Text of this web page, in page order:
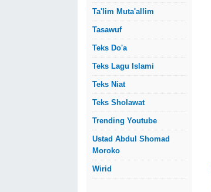
Ta'lim Muta'allim
Tasawuf
Teks Do'a
Teks Lagu Islami
Teks Niat
Teks Sholawat
Trending Youtube
Ustad Abdul Shomad
Moroko
Wirid